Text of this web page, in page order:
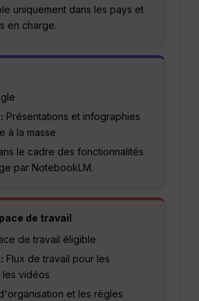
uniquement dans les pays et
en charge.
Présentations et infographies
à la masse
le cadre des fonctionnalités
par NotebookLM.
de travail
de travail éligible
Flux de travail pour les
les vidéos
et les règles